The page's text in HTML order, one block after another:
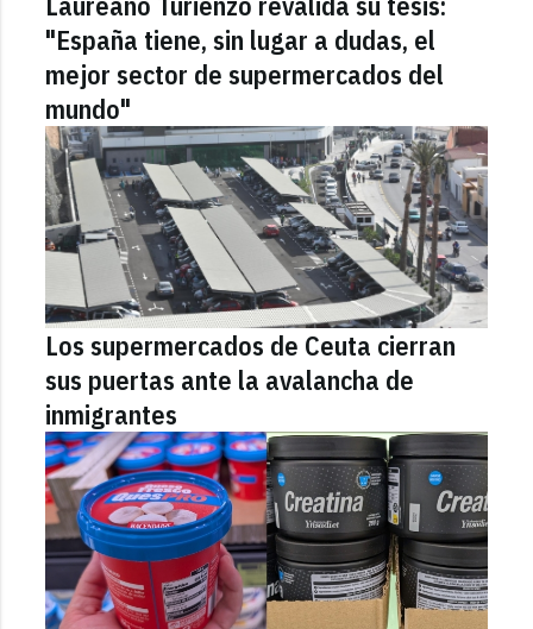
"España tiene, sin lugar a dudas, el
mejor sector de supermercados del
mundo"
Los supermercados de Ceuta cierran
sus puertas ante la avalancha de
inmigrantes